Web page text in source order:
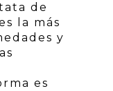
de
la más
y
es